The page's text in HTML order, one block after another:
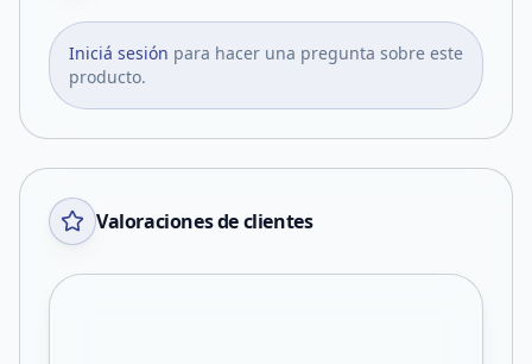
Iniciá sesión para hacer una pregunta sobre este
producto.
Valoraciones de clientes